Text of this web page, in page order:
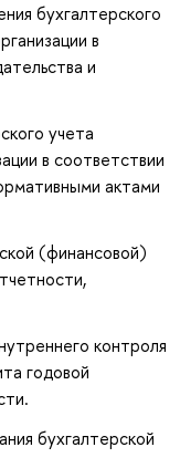
бухгалтерского
в
и
учета
в соответствии
актами
(финансовой)
контроля
годовой
бухгалтерской